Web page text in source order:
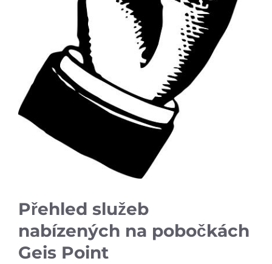
Přehled služeb
nabízených na pobočkách
Geis Point